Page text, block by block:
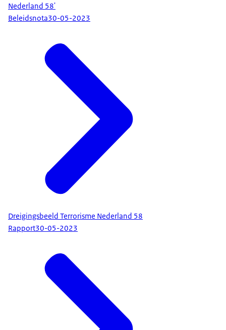
Nederland 58'
Beleidsnota30-05-2023
Dreigingsbeeld Terrorisme Nederland 58
Rapport30-05-2023